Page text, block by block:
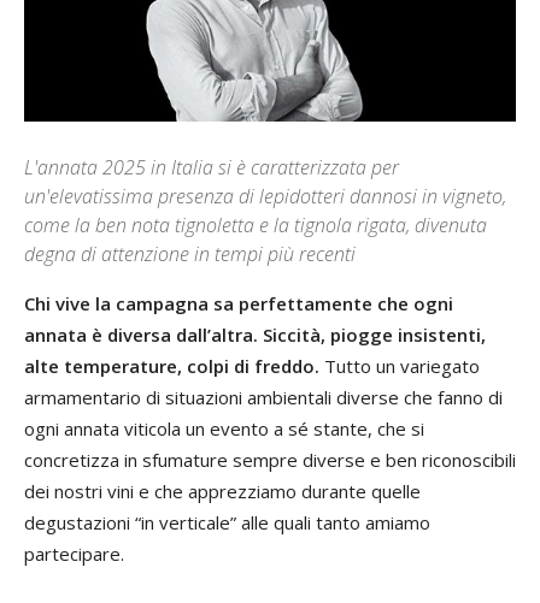
L'annata 2025 in Italia si è caratterizzata per
un'elevatissima presenza di lepidotteri dannosi in vigneto,
come la ben nota tignoletta e la tignola rigata, divenuta
degna di attenzione in tempi più recenti
Chi vive la campagna sa perfettamente che ogni
annata è diversa dall’altra. Siccità, piogge insistenti,
alte temperature, colpi di freddo. Tutto un variegato
armamentario di situazioni ambientali diverse che fanno di
ogni annata viticola un evento a sé stante, che si
concretizza in sfumature sempre diverse e ben riconoscibili
dei nostri vini e che apprezziamo durante quelle
degustazioni “in verticale” alle quali tanto amiamo
partecipare.